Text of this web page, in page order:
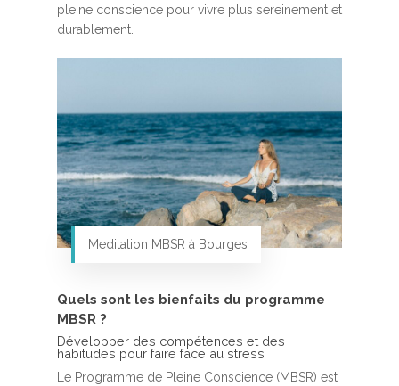
pleine conscience pour vivre plus sereinement et
durablement.
Meditation MBSR à Bourges
Quels sont les bienfaits du programme
MBSR ?
Développer des compétences et des
habitudes pour faire face au stress
Le Programme de Pleine Conscience (MBSR) est